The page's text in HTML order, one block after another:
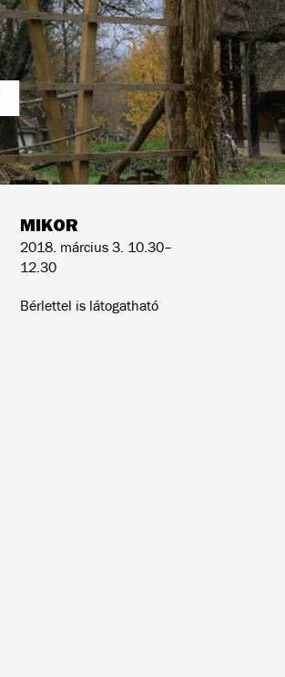
MIKOR
2018. március 3. 10.30–
12.30
Bérlettel is látogatható